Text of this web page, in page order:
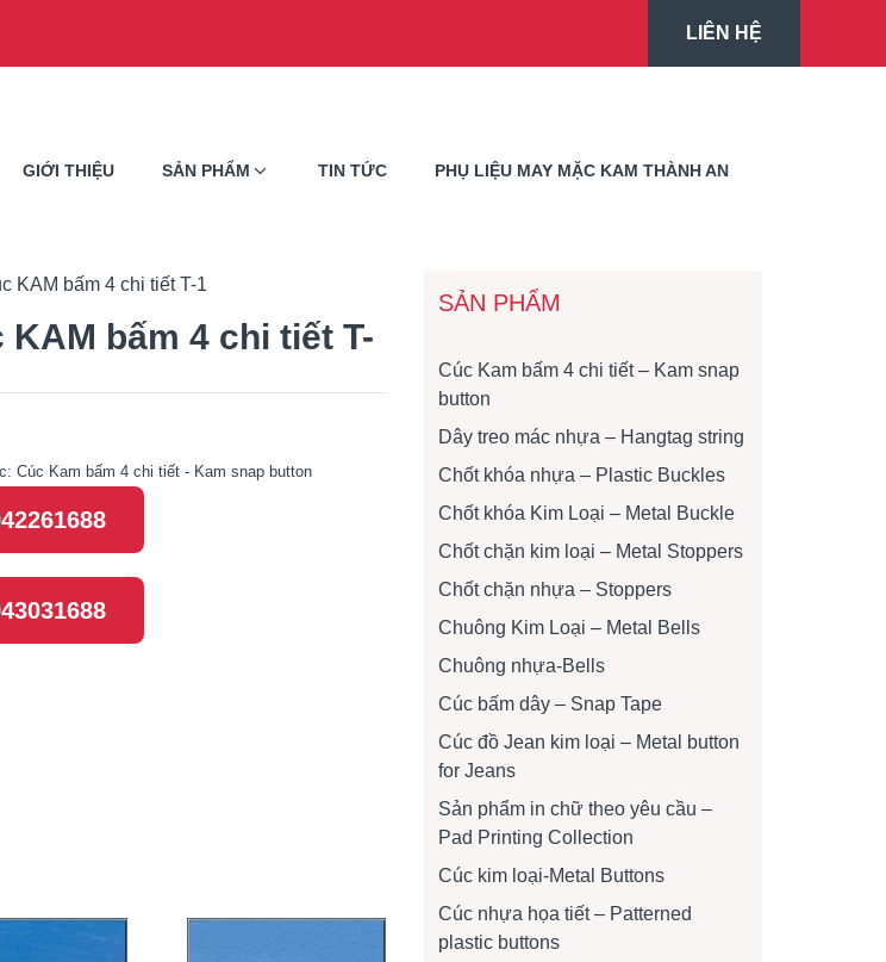
LIÊN HỆ
GIỚI THIỆU SẢN PHẨM TIN TỨC PHỤ LIỆU MAY MẶC KAM THÀNH AN
KAM bấm 4 chi tiết T-1
KAM bấm 4 chi tiết T-
Cúc Kam bấm 4 chi tiết - Kam snap button
SẢN PHẨM
Cúc Kam bấm 4 chi tiết – Kam snap
button
Dây treo mác nhựa – Hangtag string
Chốt khóa nhựa – Plastic Buckles
Chốt khóa Kim Loại – Metal Buckle
Chốt chặn kim loại – Metal Stoppers
Chốt chặn nhựa – Stoppers
Chuông Kim Loại – Metal Bells
Chuông nhựa-Bells
Cúc bấm dây – Snap Tape
Cúc đồ Jean kim loại – Metal button
for Jeans
Sản phẩm in chữ theo yêu cầu –
Pad Printing Collection
Cúc kim loại-Metal Buttons
Cúc nhựa họa tiết – Patterned
plastic buttons